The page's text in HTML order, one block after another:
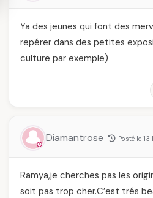
Ya des jeunes qui font des
repérer dans des petites
culture par exemple)
Diamantrose Posté le
Ramya,je cherches pas les
soit pas trop cher.C’est trés